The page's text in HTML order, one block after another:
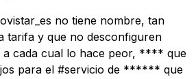
no tiene nombre, tan
tarifa y que no desconfiguren
a cada cual lo hace peor, **** que
para el #servicio de ****** que